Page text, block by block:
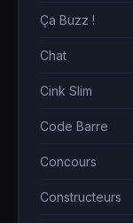
Ça Buzz !
Chat
Cink Slim
Code Barre
Concours
Constructeurs